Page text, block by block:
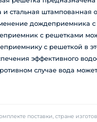
и стальная
дождеприемника с
с решетками
с решеткой в
эффективного
случае вода
поставки, стране